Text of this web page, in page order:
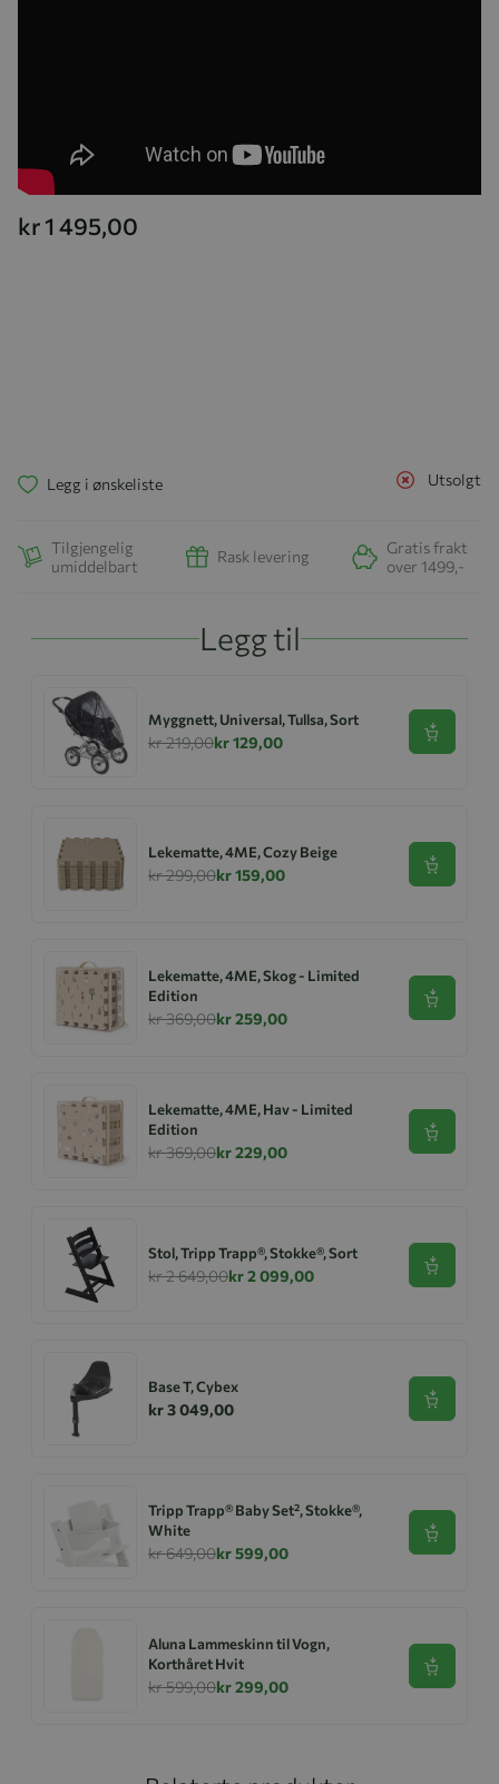
kr 1 495,00
Utsolgt
Legg i ønskeliste
Tilgjengelig
umiddelbart
Rask levering
Gratis frakt
over 1499,-
Legg til
Myggnett, Universal, Tullsa, Sort
kr 219,00kr 129,00 Se
Lekematte, 4ME, Cozy Beige
kr 299,00kr 159,00 Se
Lekematte, 4ME, Skog - Limited
Edition
kr 369,00kr 259,00
Se
Lekematte, 4ME, Hav - Limited
Edition
kr 369,00kr 229,00
Se
Stol, Tripp Trapp®, Stokke®, Sort
kr 2 649,00kr 2 099,00 Se
Base T, Cybex
kr 3 049,00 Se
Tripp Trapp® Baby Set², Stokke®,
White
kr 649,00kr 599,00
Se
Aluna Lammeskinn til Vogn,
Korthåret Hvit
kr 599,00kr 299,00
Se